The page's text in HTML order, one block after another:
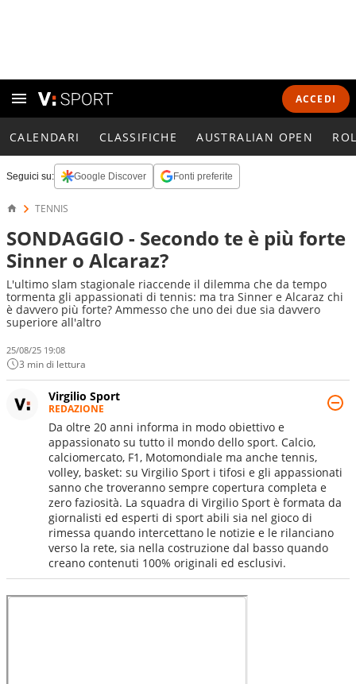
ACCEDI
CALENDARI CLASSIFICHE AUSTRALIAN OPEN
Seguici su: Google Discover Fonti preferite
TENNIS
SONDAGGIO - Secondo te è più forte
Sinner o Alcaraz?
L'ultimo slam stagionale riaccende il dilemma che da tempo
tormenta gli appassionati di tennis: ma tra Sinner e Alcaraz chi
è davvero più forte? Ammesso che uno dei due sia davvero
superiore all'altro
25/08/25 19:08
3 min di lettura
Virgilio Sport
REDAZIONE
Da oltre 20 anni informa in modo obiettivo e
appassionato su tutto il mondo dello sport. Calcio,
calciomercato, F1, Motomondiale ma anche tennis,
volley, basket: su Virgilio Sport i tifosi e gli appassionati
sanno che troveranno sempre copertura completa e
zero faziosità. La squadra di Virgilio Sport è formata da
giornalisti ed esperti di sport abili sia nel gioco di
rimessa quando intercettano le notizie e le rilanciano
verso la rete, sia nella costruzione dal basso quando
creano contenuti 100% originali ed esclusivi.